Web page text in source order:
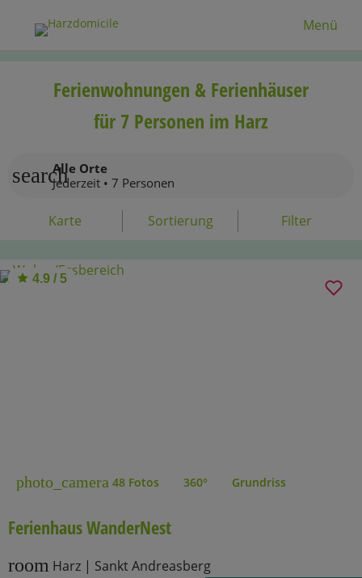
Menü
Ferienwohnungen & Ferienhäuser
für 7 Personen im Harz
searchAlle Orte
Jederzeit • 7 Personen
Karte Sortierung Filter
4.9 / 5
photo_camera 48 Fotos 360° Grundriss
Ferienhaus WanderNest
room Harz | Sankt Andreasberg